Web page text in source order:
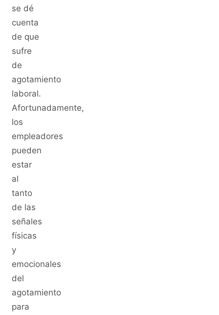
se dé
cuenta
de que
sufre
de
agotamiento
laboral.
Afortunadamente,
los
empleadores
pueden
estar
al
tanto
de las
señales
físicas
y
emocionales
del
agotamiento
para